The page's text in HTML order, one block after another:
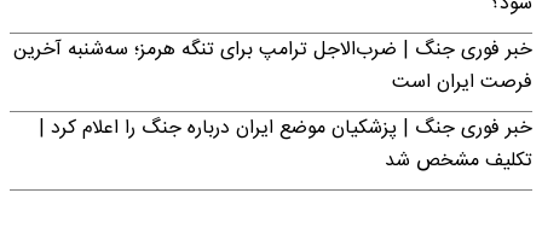
خبر فوری جنگ | ضرب‌الاجل ترامپ برای تنگه هرمز؛ سه‌شنبه آخرین
فرصت ایران است
خبر فوری جنگ | پزشکیان موضع ایران درباره جنگ را اعلام کرد |
تکلیف مشخص شد